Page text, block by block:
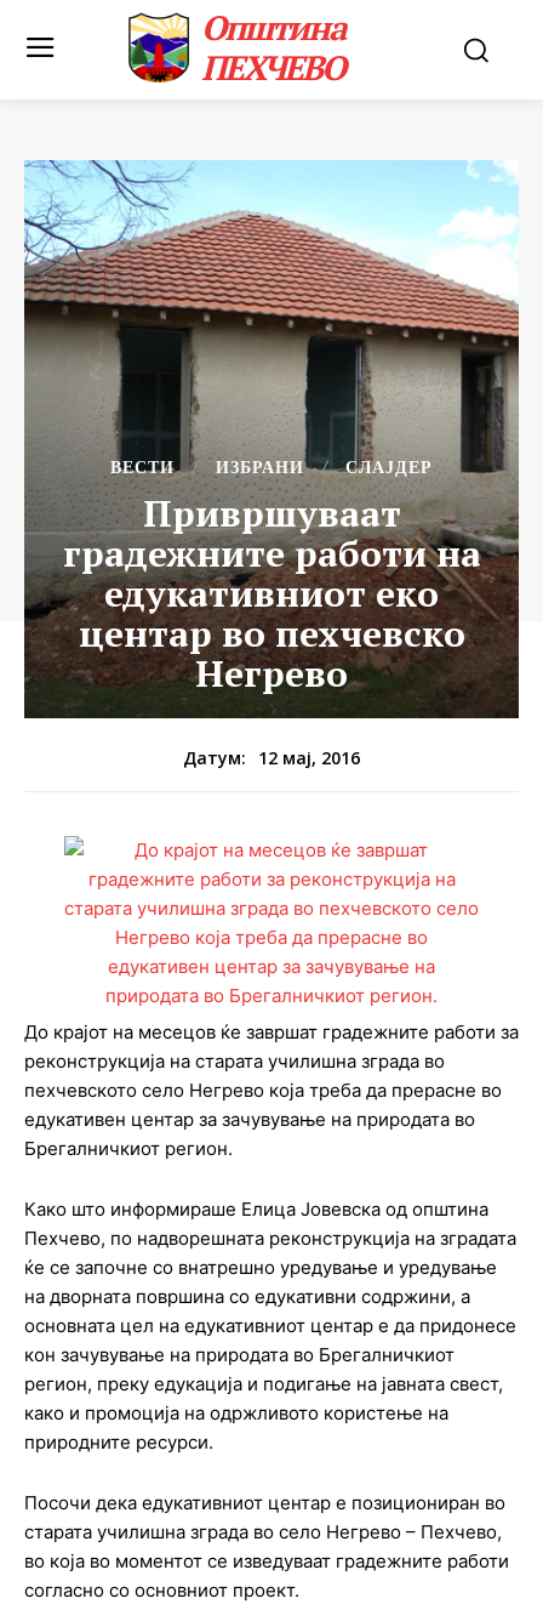
Општина
ПЕХЧЕВО
ВЕСТИ ИЗБРАНИ СЛАЈДЕР
Привршуваат
градежните работи на
едукативниот еко
центар во пехчевско
Негрево
Датум: 12 мај, 2016
До крајот на месецов ќе завршат градежните работи за
реконструкција на старата училишна зграда во
пехчевското село Негрево која треба да прерасне во
едукативен центар за зачувување на природата во
Брегалничкиот регион.
Како што информираше Елица Јовевска од општина
Пехчево, по надворешната реконструкција на зградата
ќе се започне со внатрешно уредување и уредување
на дворната површина со едукативни содржини, а
основната цел на едукативниот центар е да придонесе
кон зачувување на природата во Брегалничкиот
регион, преку едукација и подигање на јавната свест,
како и промоција на одржливото користење на
природните ресурси.
Посочи дека едукативниот центар е позициониран во
старата училишна зграда во село Негрево – Пехчево,
во која во моментот се изведуваат градежните работи
согласно со основниот проект.